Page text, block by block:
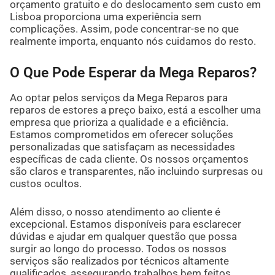
orçamento gratuito e do deslocamento sem custo em
Lisboa proporciona uma experiência sem
complicações. Assim, pode concentrar-se no que
realmente importa, enquanto nós cuidamos do resto.
O Que Pode Esperar da Mega Reparos?
Ao optar pelos serviços da Mega Reparos para
reparos de estores a preço baixo, está a escolher uma
empresa que prioriza a qualidade e a eficiência.
Estamos comprometidos em oferecer soluções
personalizadas que satisfaçam as necessidades
específicas de cada cliente. Os nossos orçamentos
são claros e transparentes, não incluindo surpresas ou
custos ocultos.
Além disso, o nosso atendimento ao cliente é
excepcional. Estamos disponíveis para esclarecer
dúvidas e ajudar em qualquer questão que possa
surgir ao longo do processo. Todos os nossos
serviços são realizados por técnicos altamente